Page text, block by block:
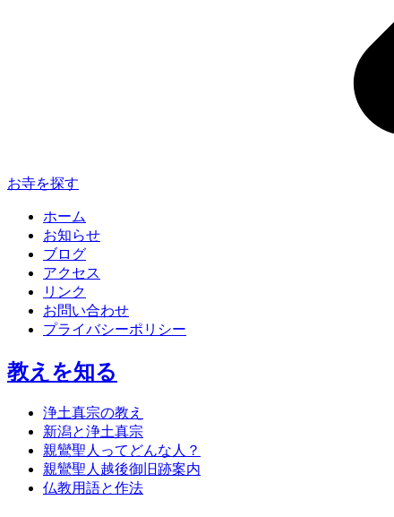
お寺を探す
ホーム
お知らせ
ブログ
アクセス
リンク
お問い合わせ
プライバシーポリシー
教えを知る
浄土真宗の教え
新潟と浄土真宗
親鸞聖人ってどんな人？
親鸞聖人越後御旧跡案内
仏教用語と作法